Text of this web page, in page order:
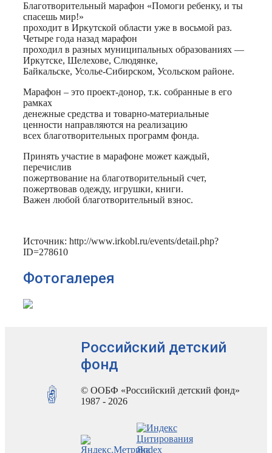
Благотворительный марафон «Помоги ребенку, и ты
спасешь мир!»
проходит в Иркутской области уже в восьмой раз.
Четыре года назад марафон
проходил в разных муниципальных образованиях —
Иркутске, Шелехове, Слюдянке,
Байкальске, Усолье-Сибирском, Усольском районе.
Марафон – это проект-донор, т.к. собранные в его
рамках
денежные средства и товарно-материальные
ценности направляются на реализацию
всех благотворительных программ фонда.
Принять участие в марафоне может каждый,
перечислив
пожертвование на благотворительный счет,
пожертвовав одежду, игрушки, книги.
Важен любой благотворительный взнос.
Источник: http://www.irkobl.ru/events/detail.php?
ID=278610
Фотогалерея
Российский детский
фонд
© ООБФ «Российский детский фонд»
1987 - 2026